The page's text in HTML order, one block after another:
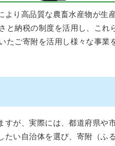
り高品質な農畜水産物が生
と納税の制度を活用し、これ
たご寄附を活用し様々な事業
が、実際には、都道府県や
い自治体を選び、寄附（ふ